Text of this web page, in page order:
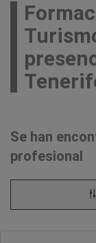
Se han
profesional